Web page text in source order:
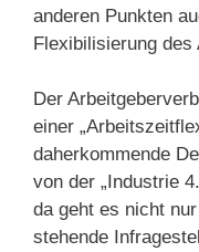
anderen Punkten
Flexibilisierung
Der
einer
daherkommende
von der „Industrie
da geht es nicht
stehende